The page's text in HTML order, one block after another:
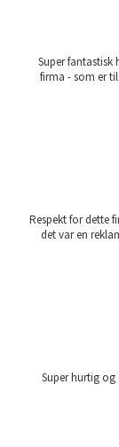
Super
firma - som er
Respekt for dette
det var en
Super hurtig og